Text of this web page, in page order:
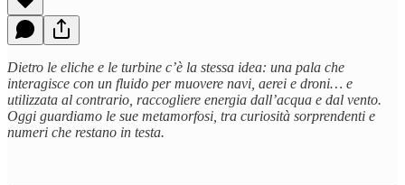
Dietro le eliche e le turbine c’è la stessa idea: una pala che
interagisce con un fluido per muovere navi, aerei e droni… e
utilizzata al contrario, raccogliere energia dall’acqua e dal vento.
Oggi guardiamo le sue metamorfosi, tra curiosità sorprendenti e
numeri che restano in testa.